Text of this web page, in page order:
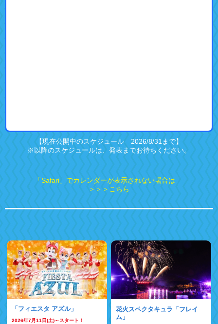
【現在公開中のスケジュール 2026/8/31まで】
※以降のスケジュールは、発表までお待ちください。
「Safari」でカレンダーが表示されない場合は
＞＞＞こちら
「フィエスタ アズル」
2026年7月11日(土)～スタート！
花火スペクタキュラ「フレイ
ム」